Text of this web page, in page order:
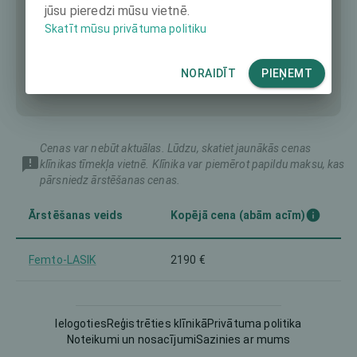
Cenas var nebūt aktuālas. Lūdzu, skatiet jaunākās cenas
klīnikas tīmekļa vietnē. Klīnika var piemērot papildu maksu, kas
pārsniedz ārstēšanas cenas.
Ārstēšanas veids Kopējā cena (abām acīm)
Femto-LASIK 2190 €
2190 €
IelogotiesReģistrēties klīnikāPrivātuma politika
Noteikumi un nosacījumiSazinies ar mums
jūsu pieredzi mūsu vietnē.
Skatīt mūsu privātuma politiku
NORAIDĪT PIEŅEMT